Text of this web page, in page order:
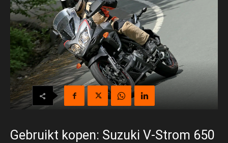
Gebruikt kopen: Suzuki V-Strom 650